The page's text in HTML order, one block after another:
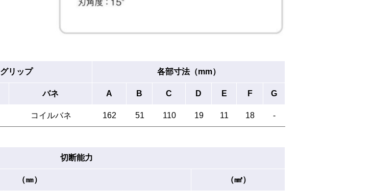
グリップ 各部寸法（mm）
バネ A B C D E F G
コイルバネ 162 51 110 19 11 18 -
切断能力
（㎜） （㎟）